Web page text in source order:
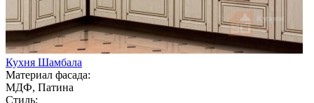
Кухня Шамбала
Материал фасада:
МДФ, Патина
Стиль: